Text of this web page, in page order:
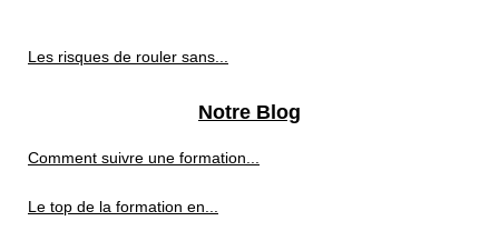
Les risques de rouler sans...
Notre Blog
Comment suivre une formation...
Le top de la formation en...